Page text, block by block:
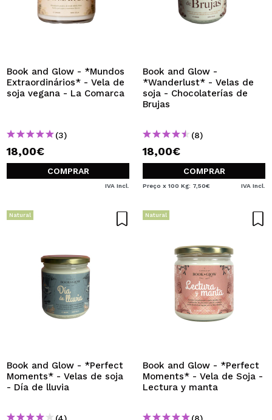
Book and Glow - *Mundos
Extraordinários* - Vela de
soja vegana - La Comarca
(3)
18,00€
COMPRAR
IVA Incl.
Book and Glow -
*Wanderlust* - Velas de
soja - Chocolaterías de
Brujas
(8)
18,00€
COMPRAR
Preço x 100 Kg: 7,50€ IVA Incl.
Natural
Book and Glow - *Perfect
Moments* - Velas de soja
- Día de lluvia
(4)
Natural
Book and Glow - *Perfect
Moments* - Vela de Soja -
Lectura y manta
(8)